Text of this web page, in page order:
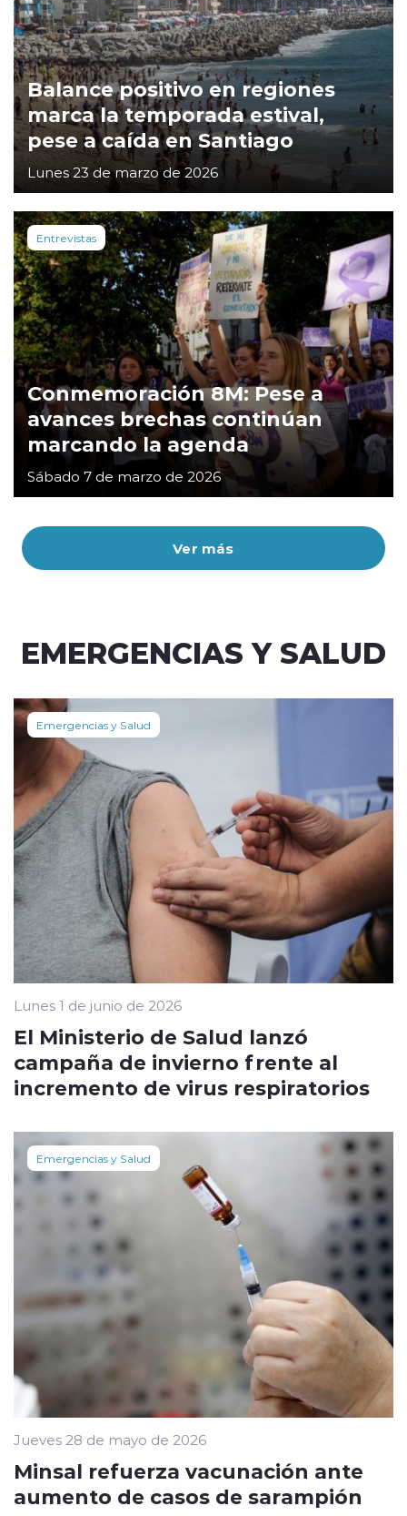
Ver más
Balance positivo en regiones
marca la temporada estival,
pese a caída en Santiago
Lunes 23 de marzo de 2026
Entrevistas
Conmemoración 8M: Pese a
avances brechas continúan
marcando la agenda
Sábado 7 de marzo de 2026
EMERGENCIAS Y SALUD
Emergencias y Salud
Lunes 1 de junio de 2026
El Ministerio de Salud lanzó
campaña de invierno frente al
incremento de virus respiratorios
Emergencias y Salud
Jueves 28 de mayo de 2026
Minsal refuerza vacunación ante
aumento de casos de sarampión